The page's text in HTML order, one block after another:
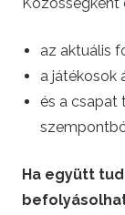
az aktuális
a játékosok
és a csapat
Ha együtt